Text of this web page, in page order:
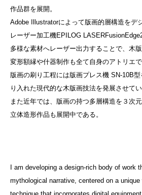
作品群を展開。
Adobe Illustratorによって版画的層構造をデ
レーザー加工機EPILOG
多様な素材へレーザー出力することで、木
変形額縁や什器制作も全て自身のアトリエで
版画の刷り工程には版画プレス機 SN-10B
り入れた現代的な木版画技法を発展させてい
また近年では、版画の持つ多層構造を３次
立体造形作品も展開中である。
I am developing a design-rich body of work
mythological narrative, centered on a